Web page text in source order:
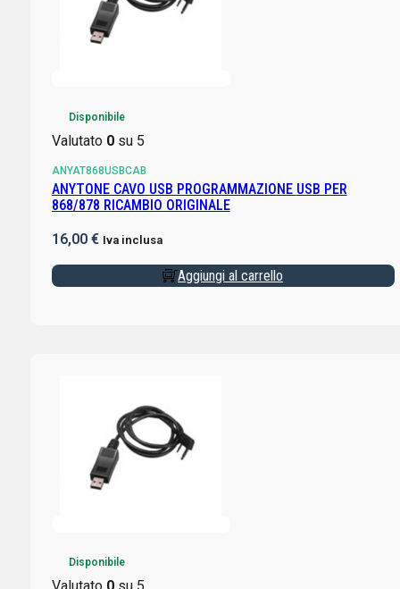
Disponibile
Valutato 0su 5
ANYAT868USBCAB
ANYTONE CAVO USB PROGRAMMAZIONE USB PER
868/878 RICAMBIO ORIGINALE
16,00 € Iva inclusa
Aggiungi al carrello
Disponibile